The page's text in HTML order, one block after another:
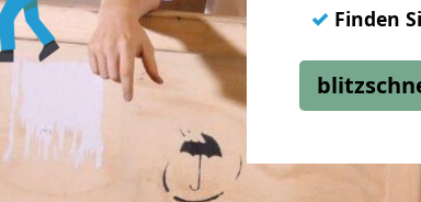
✓ Finden